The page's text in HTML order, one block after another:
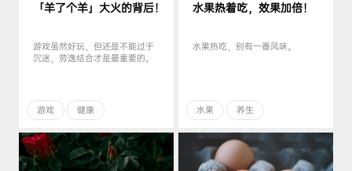
「羊了个羊」大火的背后！
游戏虽然好玩，但还是不能过于
沉迷，劳逸结合才是最重要的。
游戏 健康
水果热着吃，效果加倍！
水果热吃，别有一番风味。
水果 养生